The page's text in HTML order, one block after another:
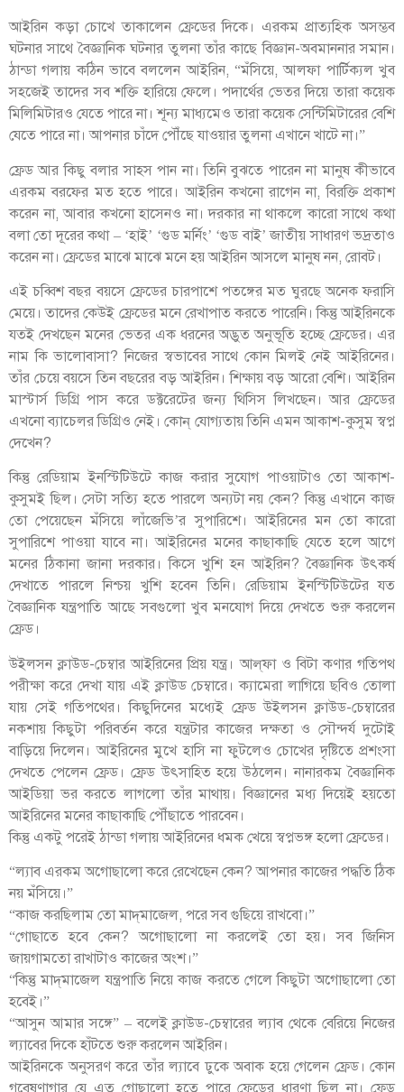
আইরিন কড়া চোখে তাকালেন ফ্রেডের দিকে। এরকম প্রাত্যহিক অসম্ভব
ঘটনার সাথে বৈজ্ঞানিক ঘটনার তুলনা তাঁর কাছে বিজ্ঞান-অবমাননার সমান।
ঠান্ডা গলায় কঠিন ভাবে বললেন আইরিন, “মঁসিয়ে, আলফা পার্টিক্যল খুব
সহজেই তাদের সব শক্তি হারিয়ে ফেলে। পদার্থের ভেতর দিয়ে তারা কয়েক
মিলিমিটারও যেতে পারে না। শূন্য মাধ্যমেও তারা কয়েক সেন্টিমিটারের বেশি
যেতে পারে না। আপনার চাঁদে পৌঁছে যাওয়ার তুলনা এখানে খাটে না।”
ফ্রেড আর কিছু বলার সাহস পান না। তিনি বুঝতে পারেন না মানুষ কীভাবে
এরকম বরফের মত হতে পারে। আইরিন কখনো রাগেন না, বিরক্তি প্রকাশ
করেন না, আবার কখনো হাসেনও না। দরকার না থাকলে কারো সাথে কথা
বলা তো দূরের কথা – ‘হাই’ ‘গুড মর্নিং’ ‘গুড বাই’ জাতীয় সাধারণ ভদ্রতাও
করেন না। ফ্রেডের মাঝে মাঝে মনে হয় আইরিন আসলে মানুষ নন, রোবট।
এই চব্বিশ বছর বয়সে ফ্রেডের চারপাশে পতঙ্গের মত ঘুরছে অনেক ফরাসি
মেয়ে। তাদের কেউই ফ্রেডের মনে রেখাপাত করতে পারেনি। কিন্তু আইরিনকে
যতই দেখছেন মনের ভেতর এক ধরনের অদ্ভুত অনুভূতি হচ্ছে ফ্রেডের। এর
নাম কি ভালোবাসা? নিজের স্বভাবের সাথে কোন মিলই নেই আইরিনের।
তাঁর চেয়ে বয়সে তিন বছরের বড় আইরিন। শিক্ষায় বড় আরো বেশি। আইরিন
মাস্টার্স ডিগ্রি পাস করে ডক্টরেটের জন্য থিসিস লিখছেন। আর ফ্রেডের
এখনো ব্যাচেলর ডিগ্রিও নেই। কোন্‌ যোগ্যতায় তিনি এমন আকাশ-কুসুম স্বপ্ন
দেখেন?
কিন্তু রেডিয়াম ইনস্টিটিউটে কাজ করার সুযোগ পাওয়াটাও তো আকাশ-
কুসুমই ছিল। সেটা সত্যি হতে পারলে অন্যটা নয় কেন? কিন্তু এখানে কাজ
তো পেয়েছেন মঁসিয়ে লাঁজেভি’র সুপারিশে। আইরিনের মন তো কারো
সুপারিশে পাওয়া যাবে না। আইরিনের মনের কাছাকাছি যেতে হলে আগে
মনের ঠিকানা জানা দরকার। কিসে খুশি হন আইরিন? বৈজ্ঞানিক উৎকর্ষ
দেখাতে পারলে নিশ্চয় খুশি হবেন তিনি। রেডিয়াম ইনস্টিটিউটের যত
বৈজ্ঞানিক যন্ত্রপাতি আছে সবগুলো খুব মনযোগ দিয়ে দেখতে শুরু করলেন
ফ্রেড।
উইলসন ক্লাউড-চেম্বার আইরিনের প্রিয় যন্ত্র। আল্‌ফা ও বিটা কণার গতিপথ
পরীক্ষা করে দেখা যায় এই ক্লাউড চেম্বারে। ক্যামেরা লাগিয়ে ছবিও তোলা
যায় সেই গতিপথের। কিছুদিনের মধ্যেই ফ্রেড উইলসন ক্লাউড-চেম্বারের
নকশায় কিছুটা পরিবর্তন করে যন্ত্রটার কাজের দক্ষতা ও সৌন্দর্য দুটোই
বাড়িয়ে দিলেন। আইরিনের মুখে হাসি না ফুটলেও চোখের দৃষ্টিতে প্রশংসা
দেখতে পেলেন ফ্রেড। ফ্রেড উৎসাহিত হয়ে উঠলেন। নানারকম বৈজ্ঞানিক
আইডিয়া ভর করতে লাগলো তাঁর মাথায়। বিজ্ঞানের মধ্য দিয়েই হয়তো
আইরিনের মনের কাছাকাছি পৌঁছাতে পারবেন।
কিন্তু একটু পরেই ঠান্ডা গলায় আইরিনের ধমক খেয়ে স্বপ্নভঙ্গ হলো ফ্রেডের।
“ল্যাব এরকম অগোছালো করে রেখেছেন কেন? আপনার কাজের পদ্ধতি ঠিক
নয় মঁসিয়ে।”
“কাজ করছিলাম তো মাদ্‌মাজেল, পরে সব গুছিয়ে রাখবো।”
“গোছাতে হবে কেন? অগোছালো না করলেই তো হয়। সব জিনিস
জায়গামতো রাখাটাও কাজের অংশ।”
“কিন্তু মাদ্‌মাজেল যন্ত্রপাতি নিয়ে কাজ করতে গেলে কিছুটা অগোছালো তো
হবেই।”
“আসুন আমার সঙ্গে” – বলেই ক্লাউড-চেম্বারের ল্যাব থেকে বেরিয়ে নিজের
ল্যাবের দিকে হাঁটতে শুরু করলেন আইরিন।
আইরিনকে অনুসরণ করে তাঁর ল্যাবে ঢুকে অবাক হয়ে গেলেন ফ্রেড। কোন